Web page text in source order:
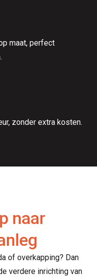
maat, perfect
zonder extra kosten.
naar
of overkapping? Dan
verdere inrichting van